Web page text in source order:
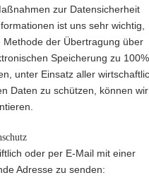
zur Datensicherheit
ist uns sehr wichtig,
der Übertragung über
Speicherung zu 100%
unter Einsatz aller
Daten zu schützen, können wir
oder per E-Mail mit einer
Adresse zu senden: